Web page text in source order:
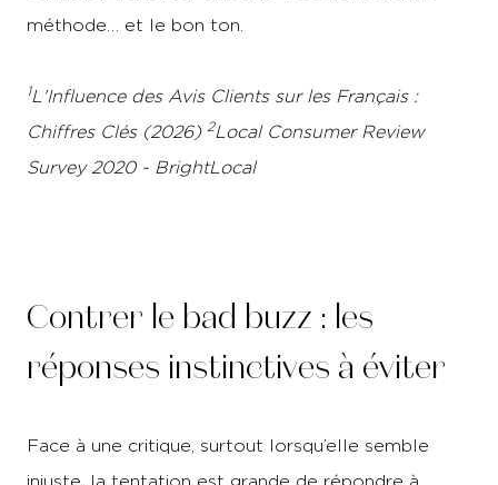
méthode… et le bon ton.
1L'Influence des Avis Clients sur les Français :
Chiffres Clés (2026) 2Local Consumer Review
Survey 2020 - BrightLocal
Contrer le bad buzz : les
réponses instinctives à éviter
Face à une critique, surtout lorsqu’elle semble
injuste, la tentation est grande de répondre à